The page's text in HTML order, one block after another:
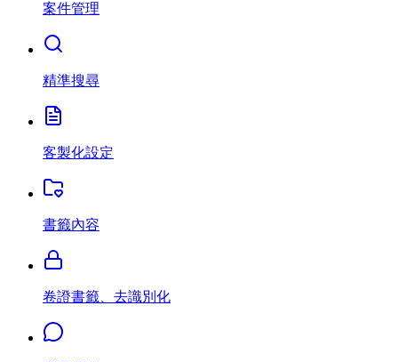
案件管理
精準搜尋
客製化設定
書籤內容
卷證書籤、去識別化